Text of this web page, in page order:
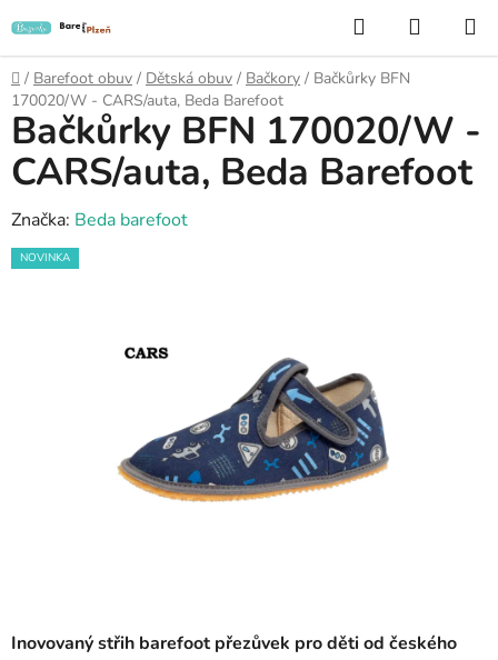
na
obsah
Hledat
KOŠÍK
Domů
/ Barefoot obuv / Dětská obuv / Bačkory / Bačkůrky BFN
170020/W - CARS/auta, Beda Barefoot
Inovovaný střih barefoot přezůvek pro děti od českého
Bačkůrky BFN 170020/W -
CARS/auta, Beda Barefoot
Značka: Beda barefoot
NOVINKA